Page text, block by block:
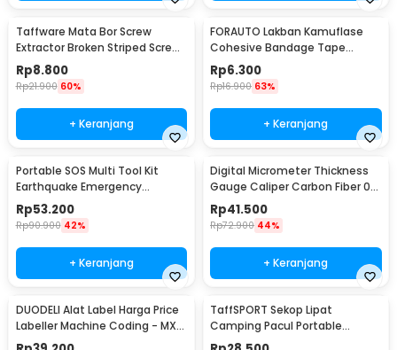
Taffware Mata Bor Screw
Extractor Broken Striped Screw
Remover 4 PCS - S2
Rp8.800
Rp21.900 60%
+ Keranjang
FORAUTO Lakban Kamuflase
Cohesive Bandage Tape
Hunting 4.5M 50mm - H10
Rp6.300
Rp16.900 63%
+ Keranjang
Portable SOS Multi Tool Kit
Earthquake Emergency
Outdoor Survival - JT21
Rp53.200
Rp90.900 42%
+ Keranjang
Digital Micrometer Thickness
Gauge Caliper Carbon Fiber 0-
12.7mm - TDT25
Rp41.500
Rp72.900 44%
+ Keranjang
DUODELI Alat Label Harga Price
Labeller Machine Coding - MX-
5500
TaffSPORT Sekop Lipat
Camping Pacul Portable
Tactical Survival 40cm - 101